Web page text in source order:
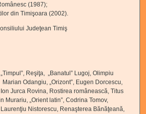
(1987);
din Timişoara (2002).
Judeţean Timiş
Reşiţa, „Banatul” Lugoj, Olimpiu
Marian Odangiu, „Orizont”, Eugen Dorcescu,
Jurca Rovina, Rostirea românească, Titus
Murariu, „Orient latin”, Codrina Tomov,
Nistorescu, Renaşterea Bănăţeană,